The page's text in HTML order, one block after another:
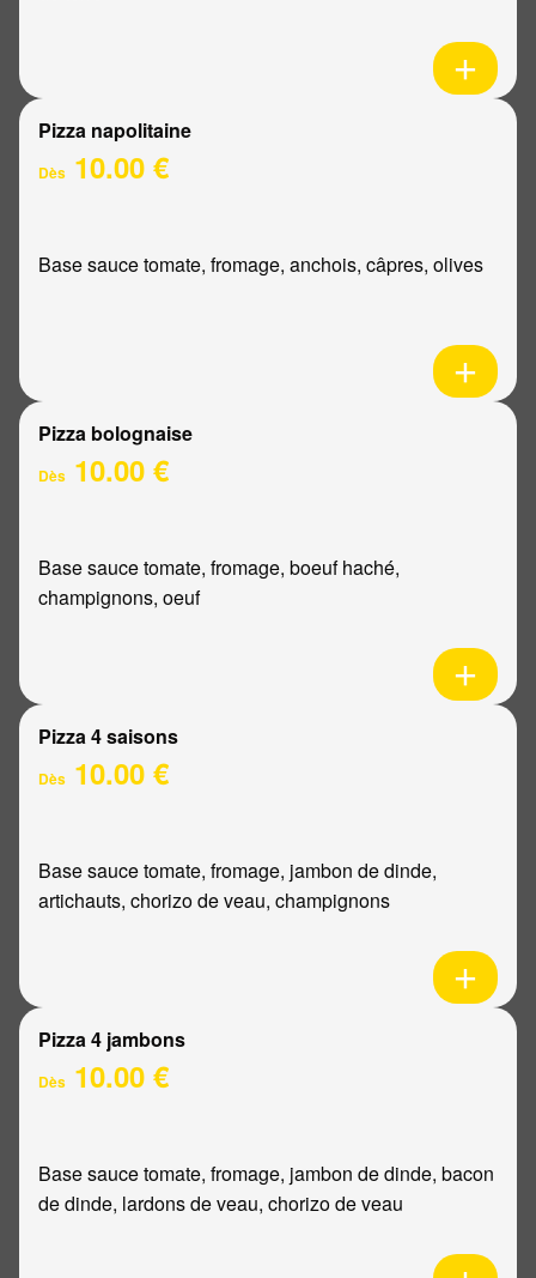
Pizza napolitaine
Dès 10.00 €
Base sauce tomate, fromage, anchois, câpres, olives
Pizza bolognaise
Dès 10.00 €
Base sauce tomate, fromage, boeuf haché,
champignons, oeuf
Pizza 4 saisons
Dès 10.00 €
Base sauce tomate, fromage, jambon de dinde,
artichauts, chorizo de veau, champignons
Pizza 4 jambons
Dès 10.00 €
Base sauce tomate, fromage, jambon de dinde, bacon
de dinde, lardons de veau, chorizo de veau